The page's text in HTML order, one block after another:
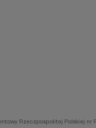
Rzeczpospolitej Polskiej nr